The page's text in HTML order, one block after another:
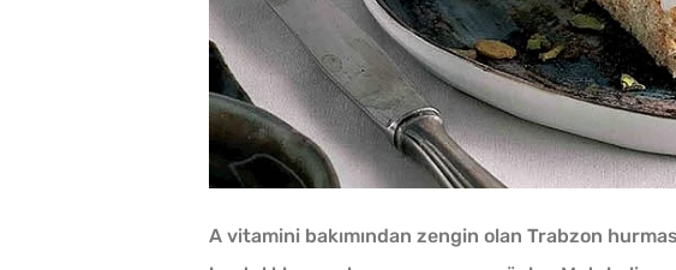
A vitamini bakımından zengin olan Trabzon